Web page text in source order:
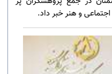
و هنر خبر داد.